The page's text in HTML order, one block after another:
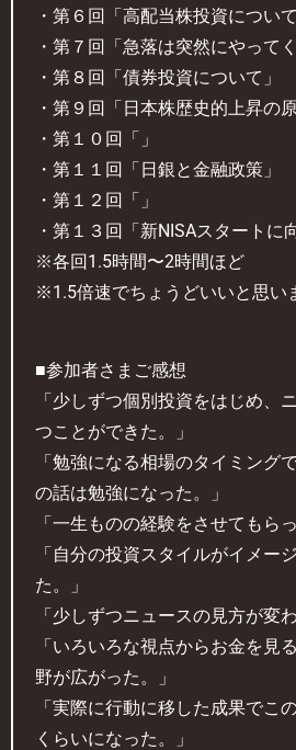
・第６回「高配当株投資について
・第７回「急落は突然にやってく
・第８回「債券投資について」
・第９回「日本株歴史的上昇の
・第１０回「」
・第１１回「日銀と金融政策」
・第１２回「」
・第１３回「新NISAスタートに
※各回1.5時間〜2時間ほど
※1.5倍速でちょうどいいと思い
■参加者さまご感想
「少しずつ個別投資をはじめ、
つことができた。」
「勉強になる相場のタイミング
の話は勉強になった。」
「一生ものの経験をさせてもらっ
「自分の投資スタイルがイメー
た。」
「少しずつニュースの見方が変
「いろいろな視点からお金を見
野が広がった。」
「実際に行動に移した成果でこ
くらいになった。」